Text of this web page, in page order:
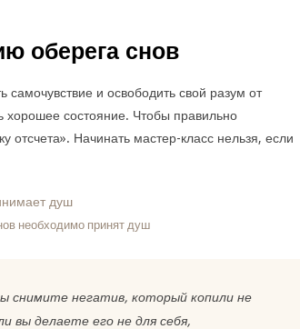
оберега снов
самочувствие и освободить свой разум от
состояние. Чтобы правильно
отсчета». Начинать мастер-класс нельзя, если
необходимо принят душ
снимите негатив, который копили не
вы делаете его не для себя,